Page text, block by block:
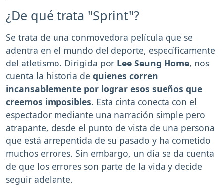
¿De qué trata "Sprint"?
Se trata de una conmovedora película que se
adentra en el mundo del deporte, específicamente
del atletismo. Dirigida por Lee Seung Home, nos
cuenta la historia de quienes corren
incansablemente por lograr esos sueños que
creemos imposibles. Esta cinta conecta con el
espectador mediante una narración simple pero
atrapante, desde el punto de vista de una persona
que está arrepentida de su pasado y ha cometido
muchos errores. Sin embargo, un día se da cuenta
de que los errores son parte de la vida y decide
seguir adelante.